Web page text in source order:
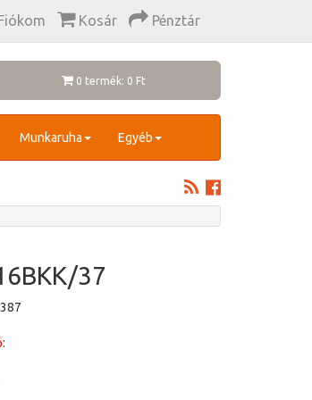
Kosár Pénztár
0 termék: 0 Ft
Munkaruha Egyéb
37